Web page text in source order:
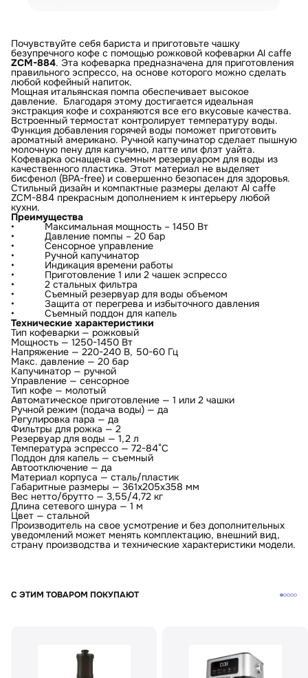
Почувствуйте себя бариста и приготовьте чашку
безупречного кофе с помощью рожковой кофеварки Al caffe
ZCM-884. Эта кофеварка предназначена для приготовления
правильного эспрессо, на основе которого можно сделать
любой кофейный напиток.
Мощная итальянская помпа обеспечивает высокое
давление. Благодаря этому достигается идеальная
экстракция кофе и сохраняются все его вкусовые качества.
Встроенный термостат контролирует температуру воды.
Функция добавления горячей воды поможет приготовить
ароматный американо. Ручной капучинатор сделает пышную
молочную пену для капучино, латте или флэт уайта.
Кофеварка оснащена съемным резервуаром для воды из
качественного пластика. Этот материал не выделяет
бисфенол (BPA-free) и совершенно безопасен для здоровья.
Стильный дизайн и компактные размеры делают Al caffe
ZCM-884 прекрасным дополнением к интерьеру любой
кухни.
Преимущества
• Максимальная мощность – 1450 Вт
• Давление помпы – 20 бар
• Сенсорное управление
• Ручной капучинатор
• Индикация времени работы
• Приготовление 1 или 2 чашек эспрессо
• 2 стальных фильтра
• Съемный резервуар для воды объемом
• Защита от перегрева и избыточного давления
• Съемный поддон для капель
Технические характеристики
Тип кофеварки — рожковый
Мощность — 1250-1450 Вт
Напряжение — 220-240 В, 50-60 Гц
Макс. давление — 20 бар
Капучинатор — ручной
Управление — сенсорное
Тип кофе — молотый
Автоматическое приготовление — 1 или 2 чашки
Ручной режим (подача воды) — да
Регулировка пара — да
Фильтры для рожка — 2
Резервуар для воды — 1,2 л
Температура эспрессо — 72-84°С
Поддон для капель — съемный
Автоотключение — да
Материал корпуса — сталь/пластик
Габаритные размеры — 361х205х358 мм
Вес нетто/брутто — 3,55/4,72 кг
Длина сетевого шнура — 1 м
Цвет — стальной
Производитель на свое усмотрение и без дополнительных
уведомлений может менять комплектацию, внешний вид,
страну производства и технические характеристики модели.
С ЭТИМ ТОВАРОМ ПОКУПАЮТ